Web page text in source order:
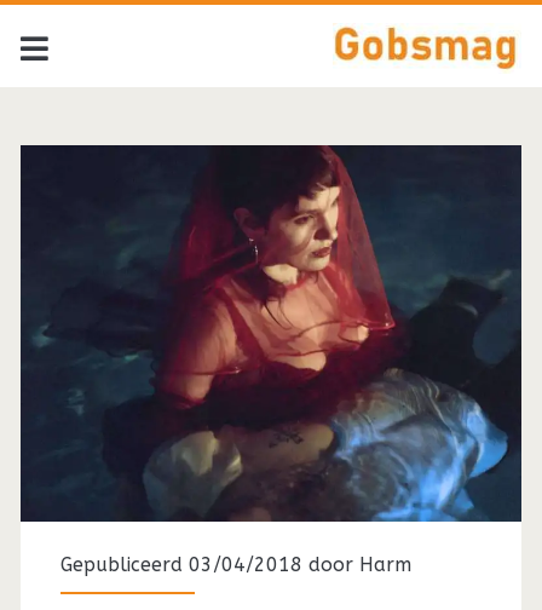
Tag:
<span>WU
LYF</span>
Gepubliceerd 03/04/2018 door Harm